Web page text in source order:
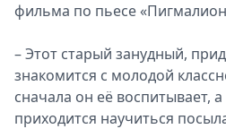
фильма по пьесе
– Этот старый занудный,
знакомится с молодой
сначала он её воспитывает,
приходится научиться